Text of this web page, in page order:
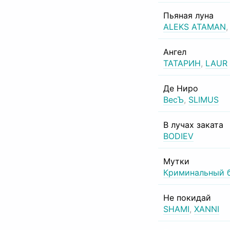
Пьяная луна
ALEKS ATAMAN,
Ангел
ТАТАРИН, LAUR
Де Ниро
ВесЪ, SLIMUS
В лучах заката
BODIEV
Мутки
Криминальный
Не покидай
SHAMI, XANNI